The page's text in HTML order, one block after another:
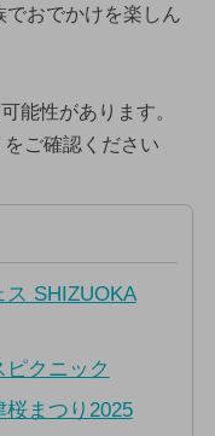
でおでかけを楽しん
能性があります。
ご確認ください
ス SHIZUOKA
ピクニック
桜まつり2025